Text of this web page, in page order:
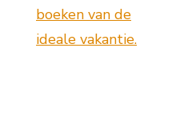
boeken van de
ideale vakantie.